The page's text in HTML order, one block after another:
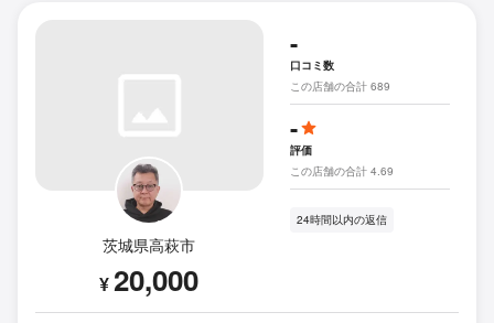
茨城県高萩市
¥20,000
-
口コミ数
この店舗の合計 689
-
評価
この店舗の合計 4.69
24時間以内の返信